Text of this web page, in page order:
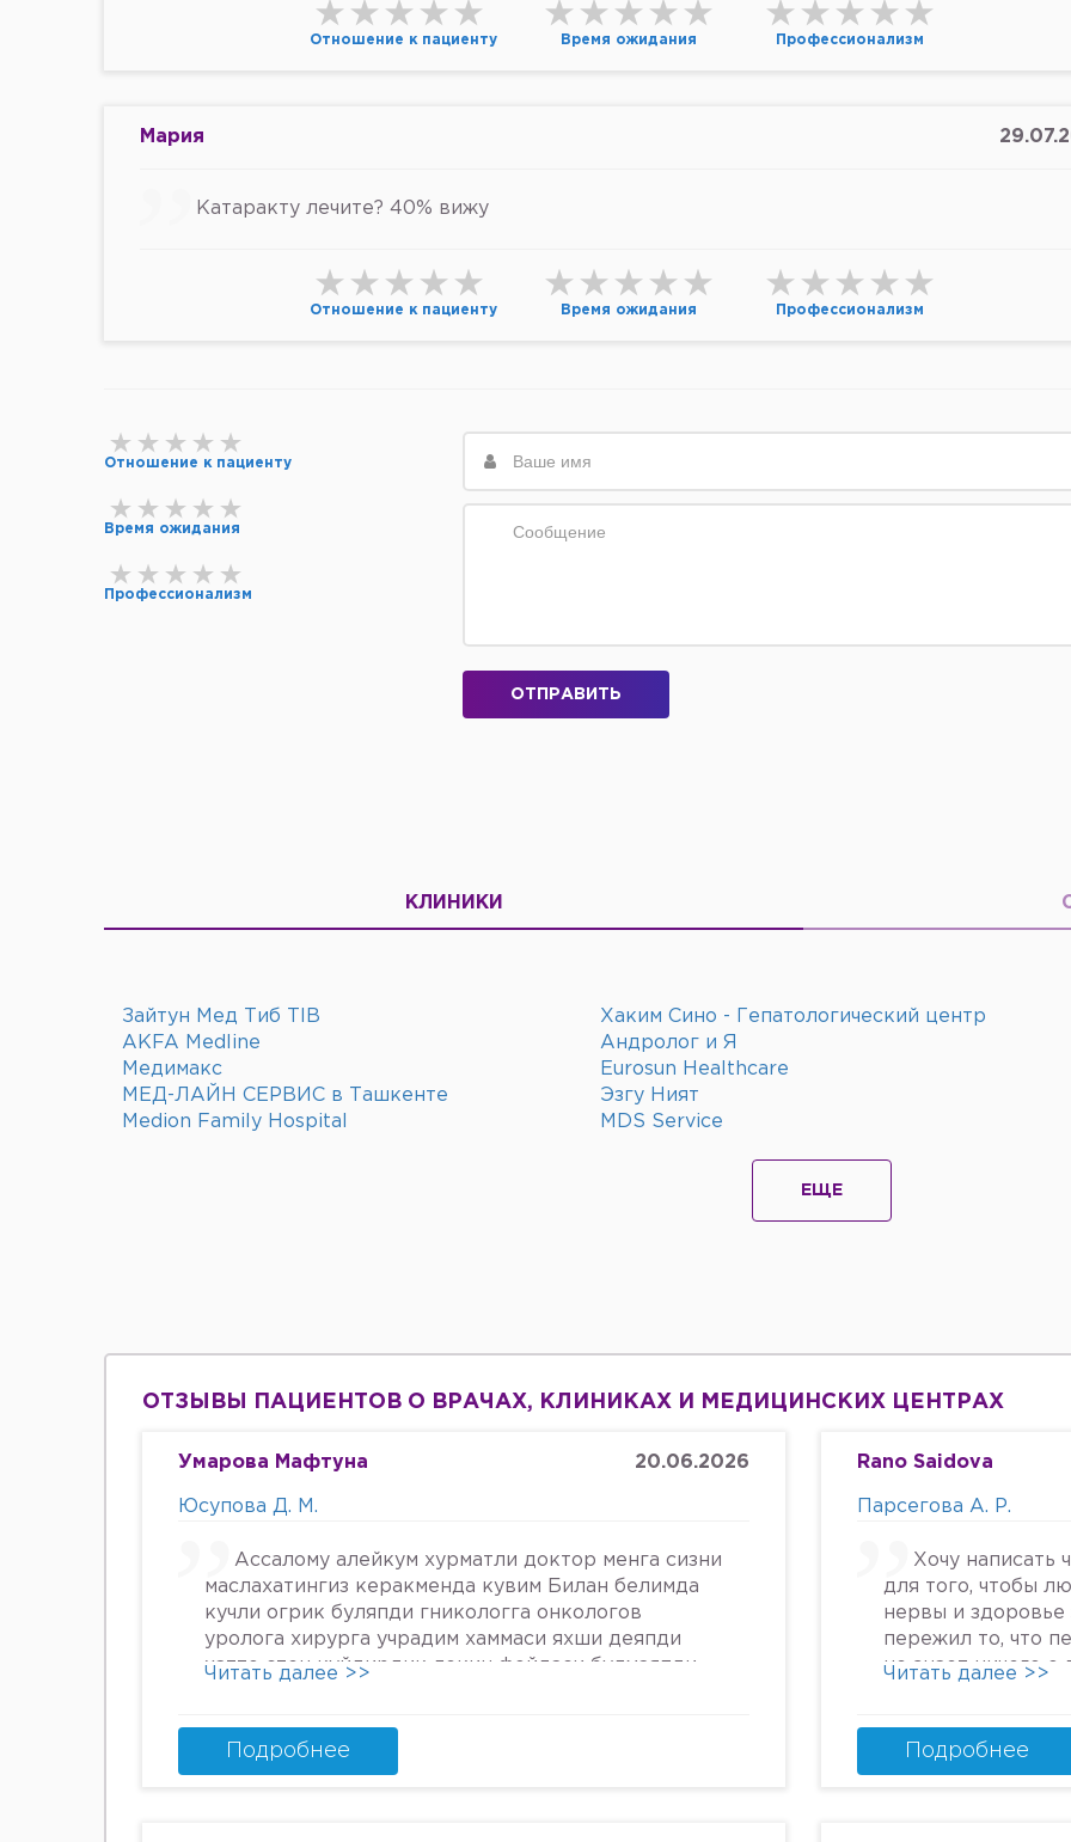
Отношение к пациенту Время ожидания Профессионализм
Мария
Катаракту лечите? 40% вижу
Отношение к пациенту Время ожидания Профессионализм
Отношение к пациенту
Время ожидания
Профессионализм
ОТПРАВИТЬ
КЛИНИКИ
Зайтун Мед Тиб TIB Хаким Сино - Гепатологический центр
AKFA Medline
Андролог и Я
Медимакс
Eurosun Healthcare
МЕД-ЛАЙН СЕРВИС в Ташкенте
Эзгу Ният
Medion Family Hospital
MDS Service
ЕЩЕ
ОТЗЫВЫ ПАЦИЕНТОВ О ВРАЧАХ, КЛИНИКАХ И МЕДИЦИНСКИХ ЦЕНТРАХ
Умарова Мафтуна 20.06.2026
Юсупова Д. М.
Ассалому алейкум хурматли доктор менга сизни
маслахатингиз керакменда кувим Билан белимда
кучли огрик буляпди гникологга онкологов
уролога хирурга учрадим хаммаси яхши деяпди
хатто стен куйдирдик лекин фойдаси булмаяпди
Энди Нима килшини билмай колдим ердам Беринг
34га кирдим 3та фарзанди бор хурмат Билан
Читать далее >>
Подробнее
Rano Saidova
Парсегова А. Р.
Хочу написать
для того, чтобы
нервы и здоровье
пережил то, что
не знает ничего о
идите.Я не знала,
может так
Читать далее >>
Подробнее